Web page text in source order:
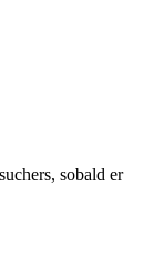
sobald er